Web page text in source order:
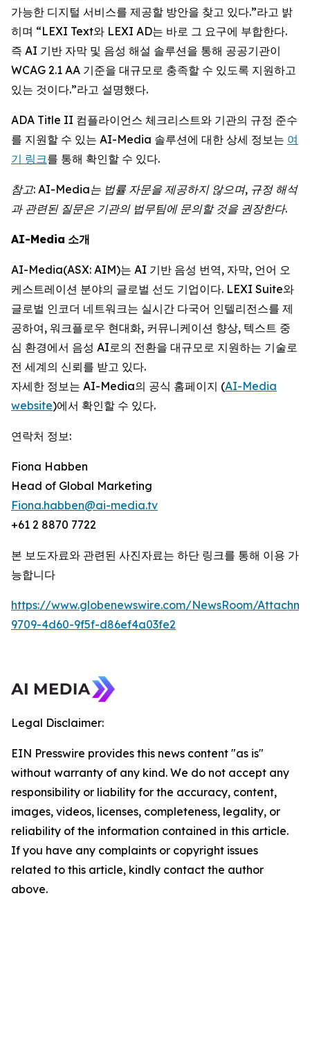
가능한 디지털 서비스를 제공할 방안을 찾고 있다.”라고 밝
히며 “LEXI Text와 LEXI AD는 바로 그 요구에 부합한다.
즉 AI 기반 자막 및 음성 해설 솔루션을 통해 공공기관이
WCAG 2.1 AA 기준을 대규모로 충족할 수 있도록 지원하고
있는 것이다.”라고 설명했다.
ADA Title II 컴플라이언스 체크리스트와 기관의 규정 준수
를 지원할 수 있는 AI-Media 솔루션에 대한 상세 정보는 여
기 링크를 통해 확인할 수 있다.
참고: AI-Media는 법률 자문을 제공하지 않으며, 규정 해석
과 관련된 질문은 기관의 법무팀에 문의할 것을 권장한다.
AI-Media 소개
AI-Media(ASX: AIM)는 AI 기반 음성 번역, 자막, 언어 오
케스트레이션 분야의 글로벌 선도 기업이다. LEXI Suite와
글로벌 인코더 네트워크는 실시간 다국어 인텔리전스를 제
공하여, 워크플로우 현대화, 커뮤니케이션 향상, 텍스트 중
심 환경에서 음성 AI로의 전환을 대규모로 지원하는 기술로
전 세계의 신뢰를 받고 있다.
자세한 정보는 AI-Media의 공식 홈페이지 (AI-Media
website)에서 확인할 수 있다.
연락처 정보:
Fiona Habben
Head of Global Marketing
Fiona.habben@ai-media.tv
+61 2 8870 7722
본 보도자료와 관련된 사진자료는 하단 링크를 통해 이용 가
능합니다
https://www.globenewswire.com/NewsRoom/
9709-4d60-9f5f-d86ef4a03fe2
Legal Disclaimer:
EIN Presswire provides this news content "as is"
without warranty of any kind. We do not accept any
responsibility or liability for the accuracy, content,
images, videos, licenses, completeness, legality, or
reliability of the information contained in this article.
If you have any complaints or copyright issues
related to this article, kindly contact the author
above.